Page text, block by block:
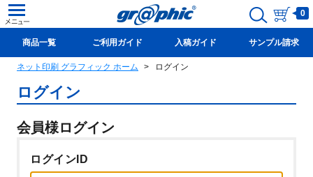
0
商品一覧 ご利用ガイド 入稿ガイド サンプル請求
新規会員登録(無料)
ネット印刷 グラフィック ホーム ログイン
ログイン
会員様ログイン
ログインID